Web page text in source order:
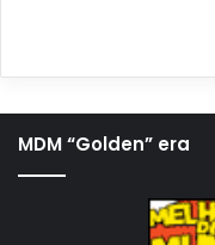
MDM “Golden” era